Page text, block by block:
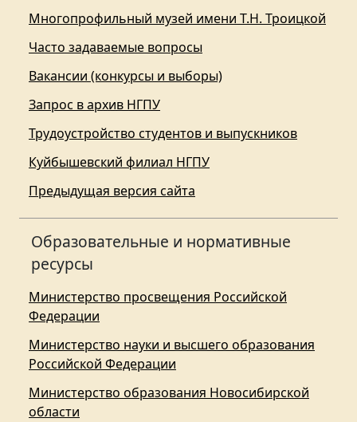
Многопрофильный музей имени Т.Н. Троицкой
Часто задаваемые вопросы
Вакансии (конкурсы и выборы)
Запрос в архив НГПУ
Трудоустройство студентов и выпускников
Куйбышевский филиал НГПУ
Предыдущая версия сайта
Образовательные и нормативные
ресурсы
Министерство просвещения Российской
Федерации
Министерство науки и высшего образования
Российской Федерации
Министерство образования Новосибирской
области